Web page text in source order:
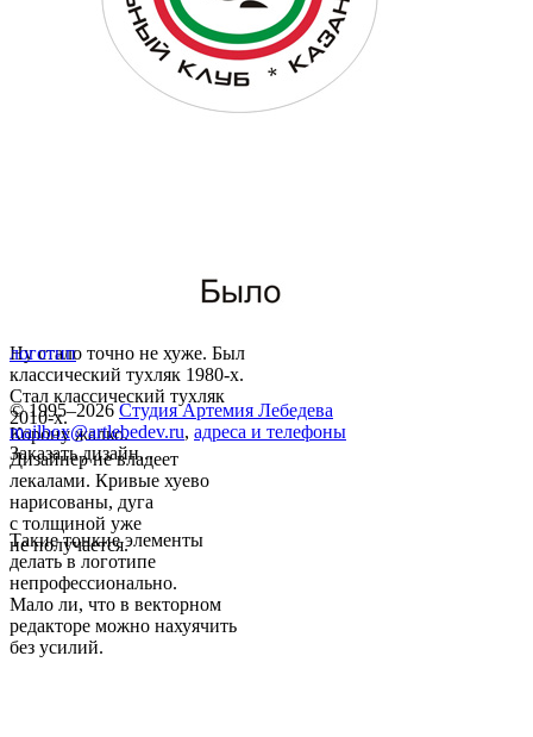
Ну стало точно не хуже. Был
классический тухляк 1980-х.
Стал классический тухляк
2010-х.
Корону жалко.
Дизайнер не владеет
лекалами. Кривые хуево
нарисованы, дуга
с толщиной уже
не получается.
Такие тонкие элементы
делать в логотипе
непрофессионально.
Мало ли, что в векторном
редакторе можно нахуячить
без усилий.
логотип
© 1995–2026 Студия Артемия Лебедева
mailbox@artlebedev.ru, адреса и телефоны
Заказать дизайн...